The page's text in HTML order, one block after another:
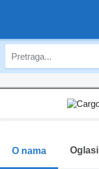
O nama Oglasi